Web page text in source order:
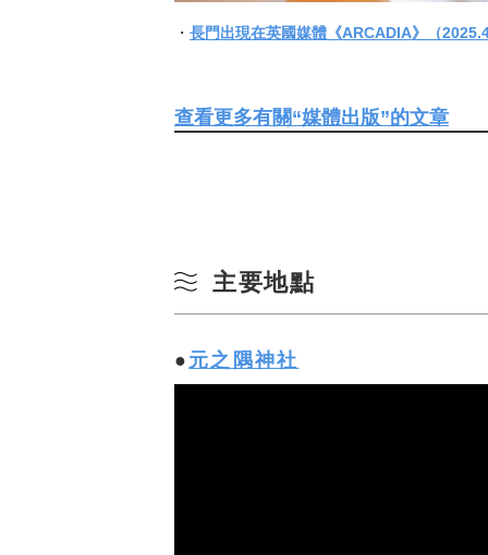
・ 長門出現在英國媒體《ARCADIA》（
查看更多有關“媒體出版”的文章
主要地點
元之隅神社